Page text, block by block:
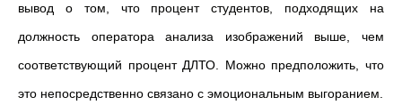
вывод о том, что процент студентов, подходящих на
должность оператора анализа изображений выше, чем
соответствующий процент ДЛТО. Можно предположить, что
это непосредственно связано с эмоциональным выгоранием.